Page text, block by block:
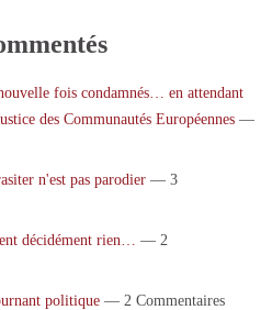
fois condamnés… en attendant
des Communautés Européennes —
n'est pas parodier — 3
décidément rien…
— 2
politique — 2 Commentaires